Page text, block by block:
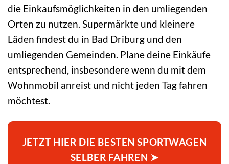
die Einkaufsmöglichkeiten in den umliegenden
Orten zu nutzen. Supermärkte und kleinere
Läden findest du in Bad Driburg und den
umliegenden Gemeinden. Plane deine Einkäufe
entsprechend, insbesondere wenn du mit dem
Wohnmobil anreist und nicht jeden Tag fahren
möchtest.
JETZT HIER DIE BESTEN SPORTWAGEN
SELBER FAHREN ➤